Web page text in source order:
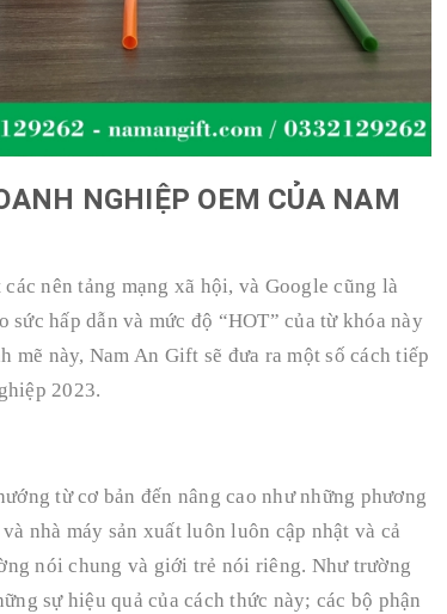
NGHIỆP OEM CỦA NAM
các nên tảng mạng xã hội, và Google cũng là
hấp dẫn và mức độ “HOT” của từ khóa này
mẽ này, Nam An Gift sẽ đưa ra một số cách tiếp
2023.
từ cơ bản đến nâng cao như những phương
nhà máy sản xuất luôn luôn cập nhật và cả
nói chung và giới trẻ nói riêng. Như trường
sự hiệu quả của cách thức này; các bộ phận